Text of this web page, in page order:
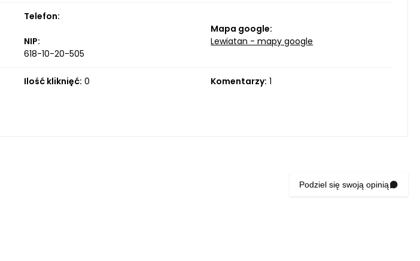
Telefon:
NIP:
618-10-20-505
Mapa google:
Lewiatan - mapy google
Ilość kliknięć: 0 Komentarzy: 1
Podziel się swoją opinią